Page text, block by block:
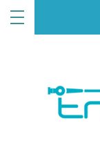
Цена (руб.):